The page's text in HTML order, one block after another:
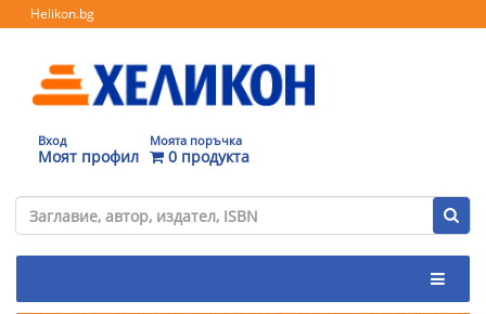
Helikon.bg
Вход
Моят профил
Моята поръчка
0 продукта